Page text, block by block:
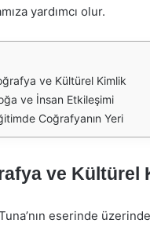
yardımcı olur.
ve Kültürel Kimlik
ve İnsan Etkileşimi
Coğrafyanın Yeri
ve Kültürel
eserinde